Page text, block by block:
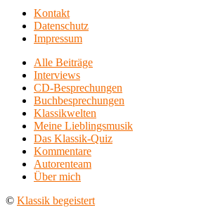
Kontakt
Datenschutz
Impressum
Alle Beiträge
Interviews
CD-Besprechungen
Buchbesprechungen
Klassikwelten
Meine Lieblingsmusik
Das Klassik-Quiz
Kommentare
Autorenteam
Über mich
© Klassik begeistert